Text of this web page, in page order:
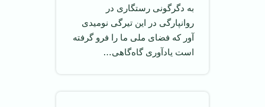
به دگرگونی رستگاری در
روانپارگی در این تیرگی نومیدی
آور که فضای ملی ما را فرو گرفته
است یادآوری گاه‌گاهی…